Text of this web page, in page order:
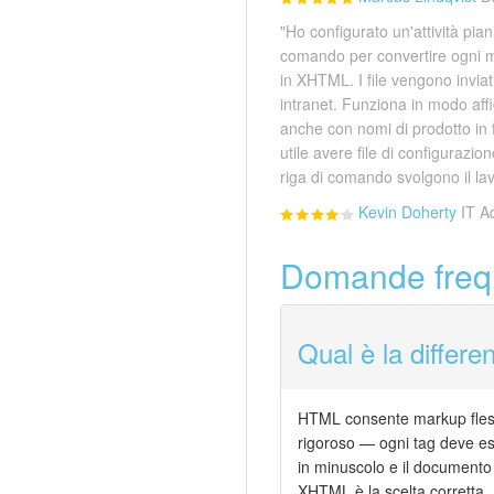
"Ho configurato un'attività
comando per convertire ogni
in XHTML. I file vengono
intranet. Funziona in modo
anche con nomi di prodotto
utile avere file di
riga di comando svolgono il
Kevin Doherty IT
Domande
Qual è la
HTML consente markup
rigoroso — ogni tag deve
in minuscolo e il